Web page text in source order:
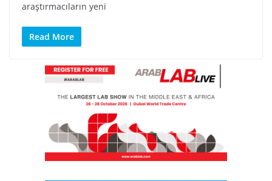
araştırmacıların yeni
Read More